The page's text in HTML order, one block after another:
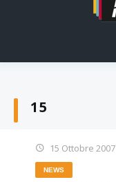
15
15 Ottobre 2007
NEWS